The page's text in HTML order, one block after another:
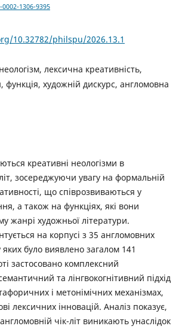
1306-9395
10.32782/philspu/2026.13.1
неологізм, лексична креативність,
художній дискурс, англомовна
креативні неологізми в
зосереджуючи увагу на формальній
що співрозвиваються у
а також на функціях, які вони
жанрі художньої літератури.
на корпусі з 35 англомовних
яких було виявлено загалом 141
застосовано комплексний
та лінгвокогнітивний підхід
і метонімічних механізмах,
лексичних інновацій. Аналіз показує,
чік-літ виникають унаслідок